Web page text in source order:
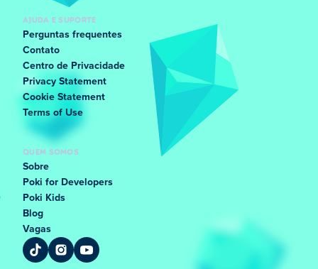
AJUDA E SUPORTE
Perguntas frequentes
Contato
Centro de Privacidade
Privacy Statement
Cookie Statement
Terms of Use
QUEM SOMOS
Sobre
Poki for Developers
Poki Kids
Blog
Vagas